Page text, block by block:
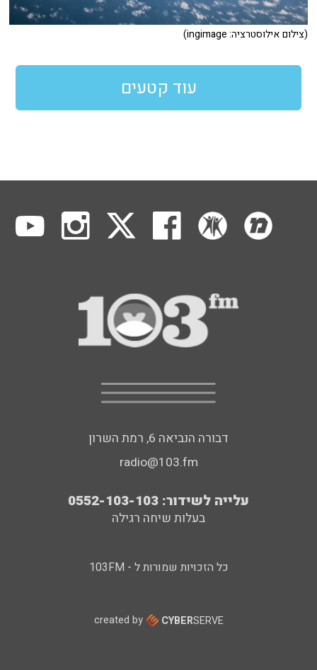
(צילום אילוסטרציה: ingimage)
עוד קטעים
דבורה הנביאה 6, רמת השרון
radio@103.fm
עלייה לשידור: 0552-103-103
בעלות שיחה רגילה
כל הזכויות שמורות ל - 103FM
created by CYBERSERVE